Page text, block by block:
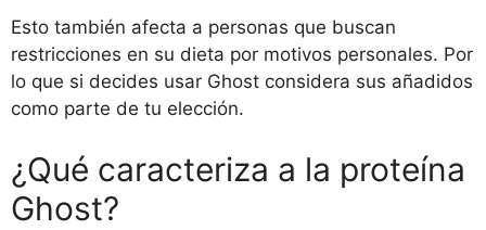
Esto también afecta a personas que buscan
restricciones en su dieta por motivos personales. Por
lo que si decides usar Ghost considera sus añadidos
como parte de tu elección.
¿Qué caracteriza a la proteína
Ghost?